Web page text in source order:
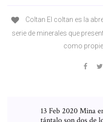
Coltan El coltan es la
serie de minerales que
como
13 Feb 2020 Mina